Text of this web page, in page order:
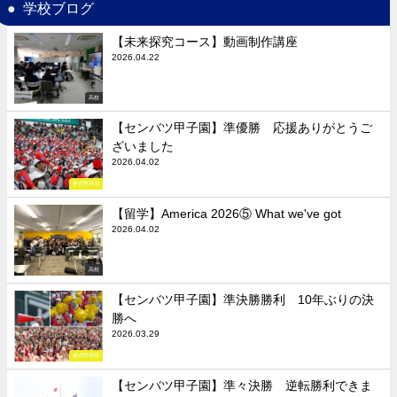
学校ブログ
高校
【未来探究コース】動画制作講座
2026.04.22
硬式野球部
【センバツ甲子園】準優勝 応援ありがとうご
ざいました
2026.04.02
高校
【留学】America 2026⑤ What we've got
2026.04.02
硬式野球部
【センバツ甲子園】準決勝勝利 10年ぶりの決
勝へ
2026.03.29
【センバツ甲子園】準々決勝 逆転勝利できま